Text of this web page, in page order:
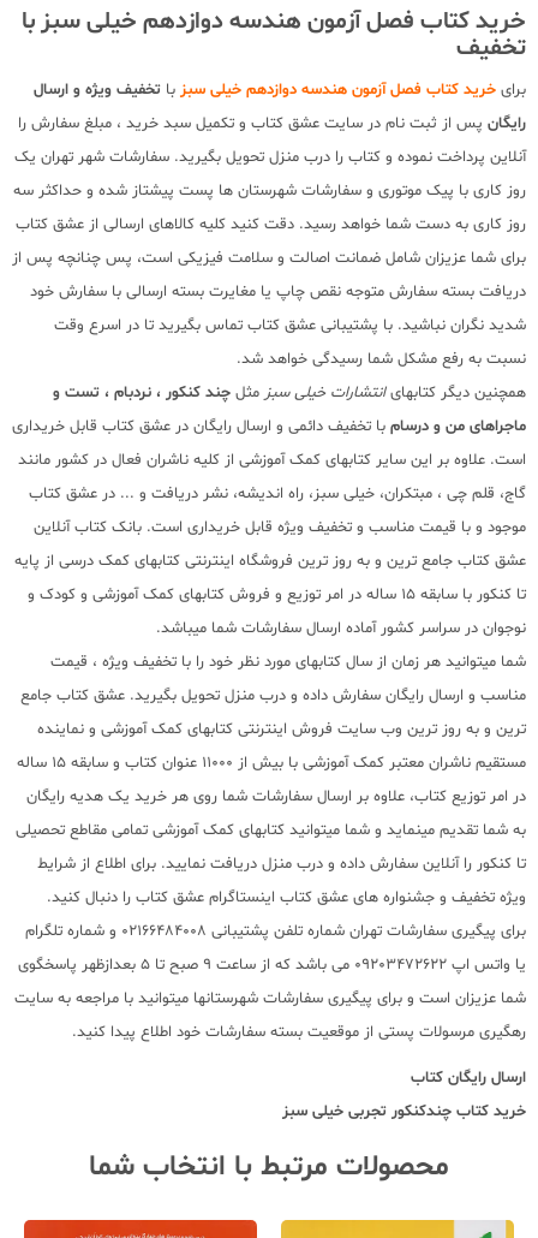
خرید کتاب فصل آزمون هندسه دوازدهم خیلی سبز با
تخفیف
برای خرید کتاب فصل آزمون هندسه دوازدهم خیلی سبز با تخفیف ویژه و ارسال
رایگان پس از ثبت نام در سایت عشق کتاب و تکمیل سبد خرید ، مبلغ سفارش را
آنلاین پرداخت نموده و کتاب را درب منزل تحویل بگیرید. سفارشات شهر تهران یک
روز کاری با پیک موتوری و سفارشات شهرستان ها پست پیشتاز شده و حداکثر سه
روز کاری به دست شما خواهد رسید. دقت کنید کلیه کالاهای ارسالی از عشق کتاب
برای شما عزیزان شامل ضمانت اصالت و سلامت فیزیکی است، پس چنانچه پس از
دریافت بسته سفارش متوجه نقص چاپ یا مغایرت بسته ارسالی با سفارش خود
شدید نگران نباشید. با پشتیبانی عشق کتاب تماس بگیرید تا در اسرع وقت
نسبت به رفع مشکل شما رسیدگی خواهد شد.
همچنین دیگر کتابهایانتشارات خیلی سبز مثل چند کنکور ، نردبام ، تست و
ماجراهای من و درسام با تخفیف دائمی و ارسال رایگان در عشق کتاب قابل خریداری
است. علاوه بر این سایر کتابهای کمک آموزشی از کلیه ناشران فعال در کشور مانند
گاج، قلم چی ، مبتکران، خیلی سبز، راه اندیشه، نشر دریافت و ... در عشق کتاب
موجود و با قیمت مناسب و تخفیف ویژه قابل خریداری است. بانک کتاب آنلاین
عشق کتاب جامع ترین و به روز ترین فروشگاه اینترنتی کتابهای کمک درسی از پایه
تا کنکور با سابقه 15 ساله در امر توزیع و فروش کتابهای کمک آموزشی و کودک و
نوجوان در سراسر کشور آماده ارسال سفارشات شما میباشد.
شما میتوانید هر زمان از سال کتابهای مورد نظر خود را با تخفیف ویژه ، قیمت
مناسب و ارسال رایگان سفارش داده و درب منزل تحویل بگیرید. عشق کتاب جامع
ترین و به روز ترین وب سایت فروش اینترنتی کتابهای کمک آموزشی و نماینده
مستقیم ناشران معتبر کمک آموزشی با بیش از 11000 عنوان کتاب و سابقه 15 ساله
در امر توزیع کتاب، علاوه بر ارسال سفارشات شما روی هر خرید یک هدیه رایگان
به شما تقدیم مینماید و شما میتوانید کتابهای کمک آموزشی تمامی مقاطع تحصیلی
تا کنکور را آنلاین سفارش داده و درب منزل دریافت نمایید. برای اطلاع از شرایط
ویژه تخفیف و جشنواره های عشق کتاب اینستاگرام عشق کتاب را دنبال کنید.
برای پیگیری سفارشات تهران شماره تلفن پشتیبانی 02166484008 و شماره تلگرام
یا واتس اپ 09203472622 می باشد که از ساعت 9 صبح تا 5 بعدازظهر پاسخگوی
شما عزیزان است و برای پیگیری سفارشات شهرستانها میتوانید با مراجعه به سایت
رهگیری مرسولات پستی از موقعیت بسته سفارشات خود اطلاع پیدا کنید.
ارسال رایگان کتاب
خرید کتاب چندکنکور تجربی خیلی سبز
محصولات مرتبط با انتخاب شما